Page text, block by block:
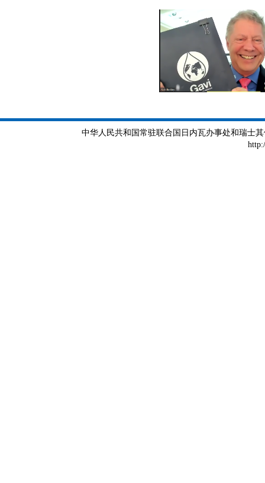
中华人民共和国常驻联合国日内瓦办事处和瑞士